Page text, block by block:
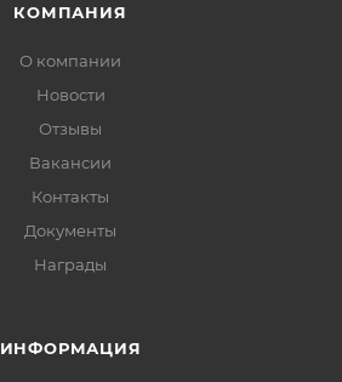
КОМПАНИЯ
О компании
Новости
Отзывы
Вакансии
Контакты
Документы
Награды
ИНФОРМАЦИЯ